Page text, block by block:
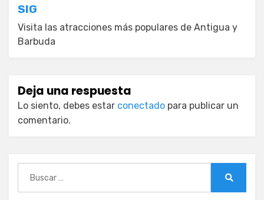
SIG
Visita las atracciones más populares de Antigua y
Barbuda
Deja una respuesta
Lo siento, debes estar conectado para publicar un
comentario.